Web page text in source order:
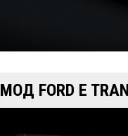
МОД FORD E